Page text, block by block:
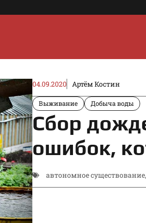
04.09.2020 Артём Костин
Выживание Добыча воды
Сбор
ошибок,
автономное существование